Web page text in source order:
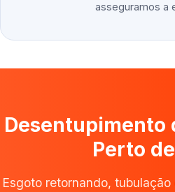
asseguramos a
Desentupimento
Perto
Esgoto retornando,